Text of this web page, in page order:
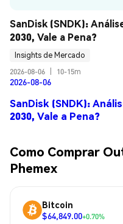
SanDisk (SNDK):
2030, Vale a Pena?
Insights de Mercado
2026-08-06
10-15m
2026-08-06
SanDisk (SNDK):
2030, Vale a Pena?
Como Comprar
Phemex
Bitcoin
$64,849.00+0.70%